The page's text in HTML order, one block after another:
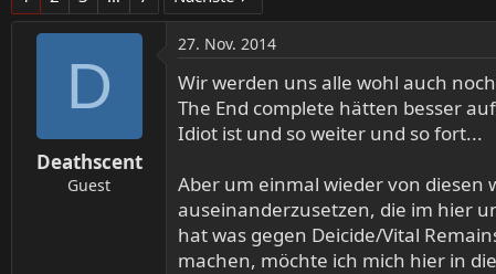
t
r
t
D
Deathscent
Guest
27. Nov. 2014
Wir werden uns alle wohl auch
The End complete hätten besser
Idiot ist und so weiter und so fort...
Aber um einmal wieder von diesen
auseinanderzusetzen, die im hier
hat was gegen Deicide/Vital
machen, möchte ich mich hier in